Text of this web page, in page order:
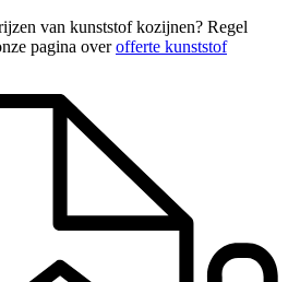
van kunststof kozijnen? Regel
pagina overofferte kunststof